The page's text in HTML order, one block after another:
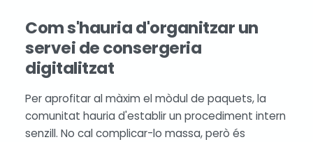
Com s'hauria d'organitzar un
servei de consergeria
digitalitzat
Per aprofitar al màxim el mòdul de paquets, la
comunitat hauria d'establir un procediment intern
senzill. No cal complicar-lo massa, però és